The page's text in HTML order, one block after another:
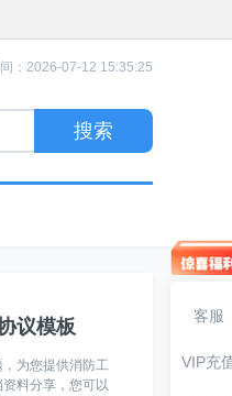
：2026-07-12 15:35:25
议模板
为您提供消防工
料分享，您可以
客服
VIP充